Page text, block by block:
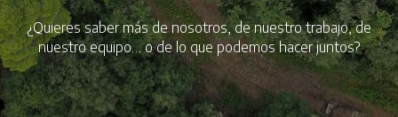
¿Quieres saber más de nosotros, de nuestro trabajo, de
nuestro equipo… o de lo que podemos hacer juntos?